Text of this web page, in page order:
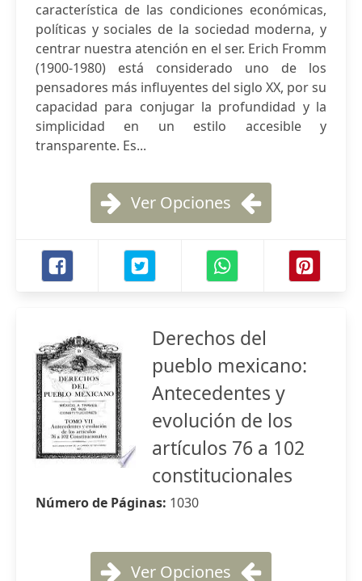
característica de las condiciones económicas,
políticas y sociales de la sociedad moderna, y
centrar nuestra atención en el ser. Erich Fromm
(1900-1980) está considerado uno de los
pensadores más influyentes del siglo XX, por su
capacidad para conjugar la profundidad y la
simplicidad en un estilo accesible y
transparente. Es...
Ver Opciones
Derechos del
pueblo mexicano:
Antecedentes y
evolución de los
artículos 76 a 102
constitucionales
Número de Páginas: 1030
Ver Opciones